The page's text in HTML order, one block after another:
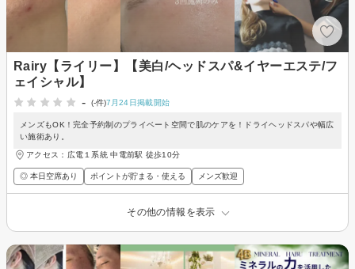
Rairy【ライリー】【美白/ヘッドスパ&イヤーエステ/フ
ェイシャル】
-
(-件)7月24日掲載開始
メンズもOK！完全予約制のプライベート空間で肌のケアを！ドライヘッドスパや幅広
い施術あり。
アクセス：広電１系統 中電前駅 徒歩10分
◎ 本日空席あり ポイントが貯まる・使える メンズ歓迎
その他の情報を表示